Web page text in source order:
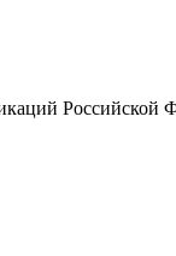
Российской